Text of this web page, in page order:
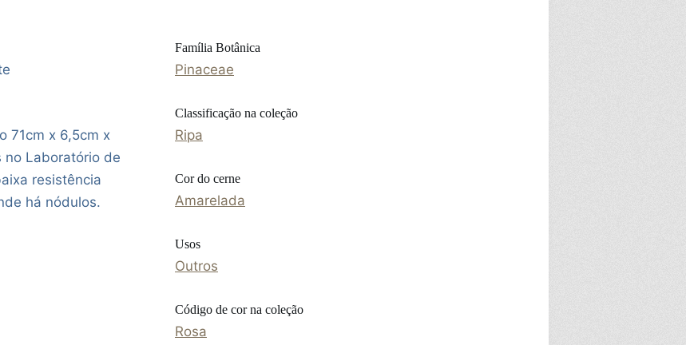
71cm x 6,5cm x
no Laboratório de
resistência
há nódulos.
Família Botânica
Pinaceae
Classificação na coleção
Ripa
Cor do cerne
Amarelada
Usos
Outros
Código de cor na coleção
Rosa